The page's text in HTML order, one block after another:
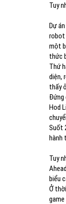
Tuy
Dự
robot
một
thức
Thứ
diện,
thấy
Đứng
Hod
Suốt
hành
Tuy
biểu
Ở